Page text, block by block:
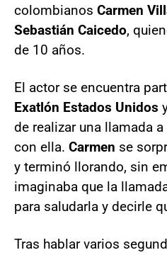
colombianos Carmen
Sebastián Caicedo,
de 10 años.
El actor se encuentra
Exatlón Estados Unidos
de realizar una llamada
con ella. Carmen se
y terminó llorando, sin
imaginaba que la
para saludarla y decirle
Tras hablar varios